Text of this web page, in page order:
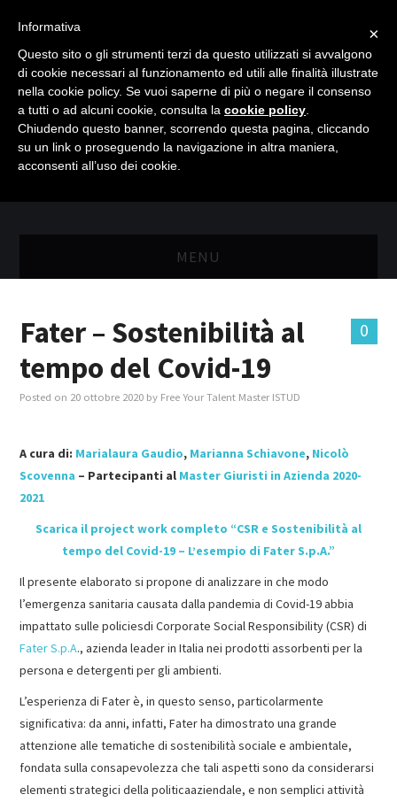
MENU
MASTER MARKETING & RETAIL
SCIENZIATI IN AZIENDA
GIURISTI IN AZIENDA
TUTTI
0
Fater – Sostenibilità al
tempo del Covid-19
Posted on 20 ottobre 2020 by Free Your Talent Master ISTUD
A cura di: Marialaura Gaudio, Marianna Schiavone, Nicolò
Scovenna – Partecipanti al Master Giuristi in Azienda 2020-
2021
Scarica il project work completo “CSR e Sostenibilità al
tempo del Covid-19 – L’esempio di Fater S.p.A.”
Il presente elaborato si propone di analizzare in che modo
l’emergenza sanitaria causata dalla pandemia di Covid-19 abbia
impattato sulle policiesdi Corporate Social Responsibility (CSR) di
Fater S.p.A., azienda leader in Italia nei prodotti assorbenti per la
persona e detergenti per gli ambienti.
L’esperienza di Fater è, in questo senso, particolarmente
significativa: da anni, infatti, Fater ha dimostrato una grande
attenzione alle tematiche di sostenibilità sociale e ambientale,
fondata sulla consapevolezza che tali aspetti sono da considerarsi
elementi strategici della politicaaziendale, e non semplici attività
×
Informativa
Questo sito o gli strumenti terzi da questo utilizzati si avvalgono
di cookie necessari al funzionamento ed utili alle finalità illustrate
nella cookie policy. Se vuoi saperne di più o negare il consenso
a tutti o ad alcuni cookie, consulta la cookie policy
Chiudendo questo banner, scorrendo questa pagina, cliccando
su un link o proseguendo la navigazione in altra maniera,
acconsenti all’uso dei cookie.